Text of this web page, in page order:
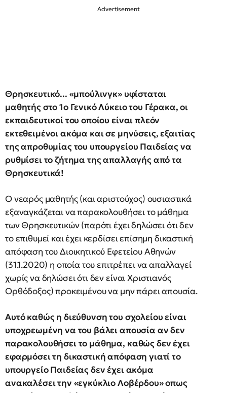
Θρησκευτικό... «μπούλινγκ» υφίσταται
μαθητής στο 1ο Γενικό Λύκειο του Γέρακα, οι
εκπαιδευτικοί του οποίου είναι πλεόν
εκτεθειμένοι ακόμα και σε μηνύσεις, εξαιτίας
της απροθυμίας του υπουργείου Παιδείας να
ρυθμίσει το ζήτημα της απαλλαγής από τα
Θρησκευτικά!
Ο νεαρός μαθητής (και αριστούχος) ουσιαστικά
εξαναγκάζεται να παρακολουθήσει το μάθημα
των Θρησκευτικών (παρότι έχει δηλώσει ότι δεν
το επιθυμεί και έχει κερδίσει επίσημη δικαστική
απόφαση του Διοικητικού Εφετείου Αθηνών
(31.1.2020) η οποία του επιτρέπει να απαλλαγεί
χωρίς να δηλώσει ότι δεν είναι Χριστιανός
Ορθόδοξος) προκειμένου να μην πάρει απουσία.
Αυτό καθώς η διεύθυνση του σχολείου είναι
υποχρεωμένη να του βάλει απουσία αν δεν
παρακολουθήσει το μάθημα, καθώς δεν έχει
εφαρμόσει τη δικαστική απόφαση γιατί το
υπουργείο Παιδείας δεν έχει ακόμα
ανακαλέσει την «εγκύκλιο Λοβέρδου» οπως